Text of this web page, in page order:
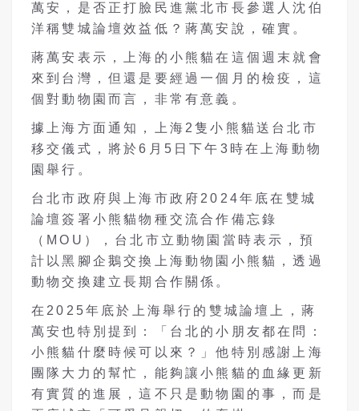
萬安，是否正打臉民進黨北市長參選人沈伯
洋稱雙城論壇效益低？蔣萬安說，確實。
蔣萬安表示，上海的小熊貓在這個週末就會
來到台灣，但還是要經過一個月的檢疫，這
個對動物園而言，非常有意義。
據上海方面通知，上海2隻小熊貓送台北市
移交儀式，將於6月5日下午3時在上海動物
園舉行。
台北市政府與上海市政府2024年底在雙城
論壇簽署小熊貓物種交流合作備忘錄
（MOU），台北市立動物園當時表示，預
計以黑腳企鵝交換上海動物園小熊貓，透過
動物交換建立長期合作關係。
在2025年底於上海舉行的雙城論壇上，蔣
萬安也特別提到：「台北的小朋友都在問：
小熊貓什麼時候可以來？」他特別感謝上海
團隊大力的幫忙，能夠讓小熊貓的血緣更新
有實質的進展，這不只是動物園的事，而是